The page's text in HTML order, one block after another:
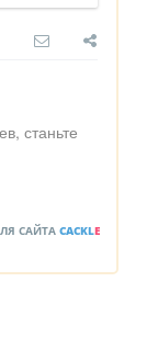
станьте
САЙТА CACKLE